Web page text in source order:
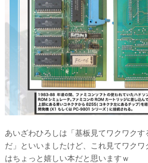
あいざわひろしは「基板見てワクワクす
だ」といいましたけど、これ見てワクワ
はちょっと嬉しい本だと思いますｗ